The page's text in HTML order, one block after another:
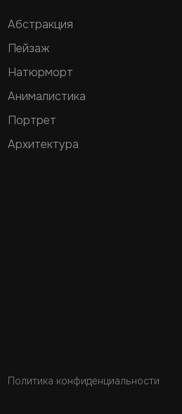
Абстракция
Пейзаж
Натюрморт
Анималистика
Портрет
Архитектура
Политика конфиденциальности